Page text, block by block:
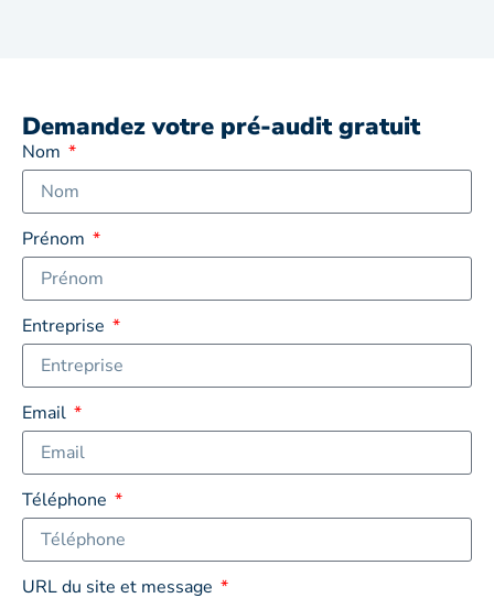
Demandez votre pré-audit gratuit
Nom
Prénom
Entreprise
Email
Téléphone
URL du site et message